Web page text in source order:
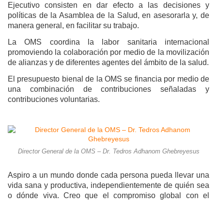
Ejecutivo consisten en dar efecto a las decisiones y
políticas de la Asamblea de la Salud, en asesorarla y, de
manera general, en facilitar su trabajo.
La OMS coordina la labor sanitaria internacional
promoviendo la colaboración por medio de la movilización
de alianzas y de diferentes agentes del ámbito de la salud.
El presupuesto bienal de la OMS se financia por medio de
una combinación de contribuciones señaladas y
contribuciones voluntarias.
Director General de la OMS – Dr. Tedros Adhanom Ghebreyesus
Aspiro a un mundo donde cada persona pueda llevar una
vida sana y productiva, independientemente de quién sea
o dónde viva. Creo que el compromiso global con el